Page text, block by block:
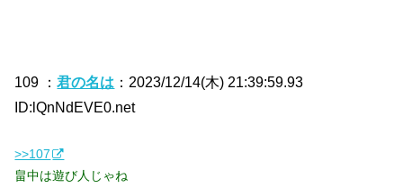
109 ：君の名は ：2023/12/14(木) 21:39:59.93
ID:lQnNdEVE0.net
>>107
畠中は遊び人じゃね